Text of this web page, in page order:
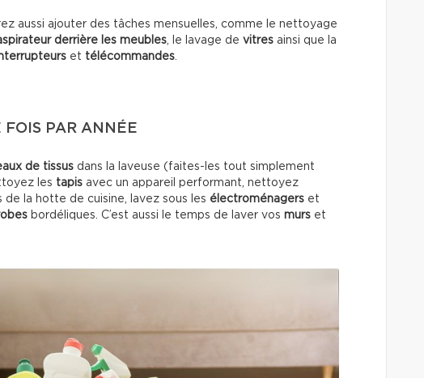
aussi ajouter des tâches mensuelles, comme le nettoyage
derrière les meubles, le lavage de vitres ainsi que la
et télécommandes.
FOIS PAR ANNÉE
de tissus dans la laveuse (faites-les tout simplement
les tapis avec un appareil performant, nettoyez
de la hotte de cuisine, lavez sous les électroménagers et
bordéliques. C’est aussi le temps de laver vos murs et